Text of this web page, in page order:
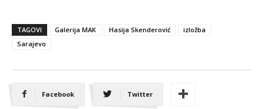
TAGOVI Galerija MAK Hasija Skenderović
izložba
Sarajevo
Facebook Twitter